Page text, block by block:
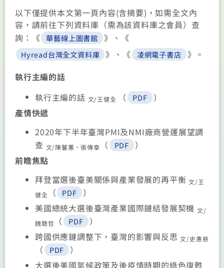
以下僅提供本文第一頁內容(含摘要)，如需全文內
容，請前往下列資料庫（需為該資料庫之會員）查
詢：《
華藝線上圖書館 》、《
Hyread台灣全文資料庫 》、《 凌網電子書店
》。
執行主編的話
執行主編的話 文/王健全 （ PDF
）
產情快遞
2020年下半年臺灣PMI及NMI廠商營運展望調
查 文/陳馨蕙、張傳章 （ PDF
）
前瞻焦點
拜登當選後臺美關係與產業發展的再平衡文/王
健全
（ PDF
）
美國總統大選後臺灣產業國際鏈結發展契機 文/
魏聰哲
（ PDF
）
跨國供應鏈調整下，臺灣的影響與反思文/史惠慈
（ PDF
）
大選後美國氣候政策及後疫情時期的綠色復甦